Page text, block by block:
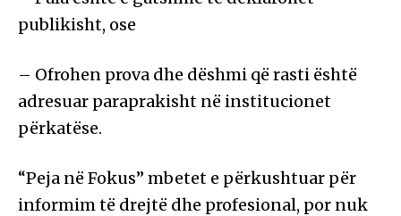
publikisht, ose
– Ofrohen prova dhe dëshmi që rasti është
adresuar paraprakisht në institucionet
përkatëse.
“Peja në Fokus” mbetet e përkushtuar për
informim të drejtë dhe profesional, por nuk